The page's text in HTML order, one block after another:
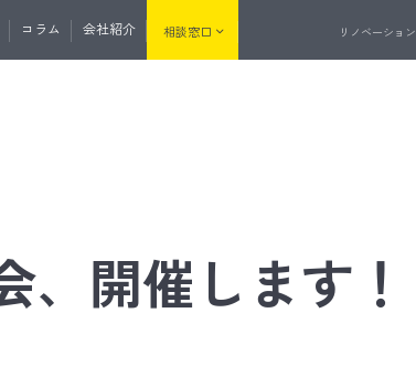
コラム 会社紹介 相談窓口 リノベーション
、開催します！